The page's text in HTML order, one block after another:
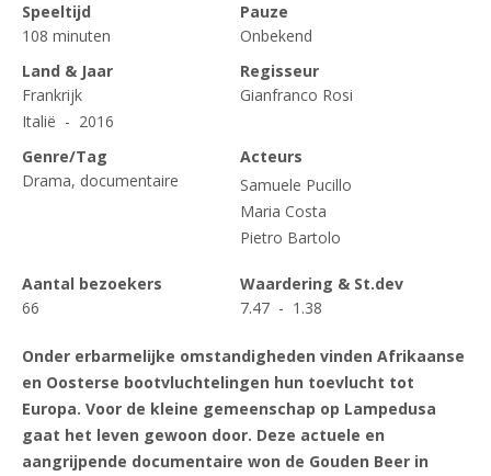
Speeltijd
108 minuten
Pauze
Onbekend
Land & Jaar
Frankrijk
Italië - 2016
Regisseur
Gianfranco Rosi
Genre/Tag
Drama, documentaire
Acteurs
Samuele Pucillo
Maria Costa
Pietro Bartolo
Aantal bezoekers
66
Waardering & St.dev
7.47 - 1.38
Onder erbarmelijke omstandigheden vinden Afrikaanse
en Oosterse bootvluchtelingen hun toevlucht tot
Europa. Voor de kleine gemeenschap op Lampedusa
gaat het leven gewoon door. Deze actuele en
aangrijpende documentaire won de Gouden Beer in